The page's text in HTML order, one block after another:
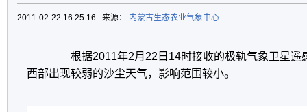
2011-02-22 16:25:16 来源： 内蒙古生态农业气象中心
根据2011年2月22日14时接收的极轨气象卫星遥
西部出现较弱的沙尘天气，影响范围较小。